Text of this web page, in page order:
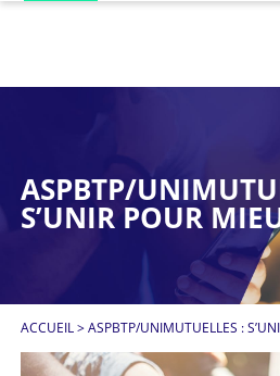
ASPBTP/
S’UNIR POUR
ACCUEIL>ASPBTP/UNIMUTUELLES :